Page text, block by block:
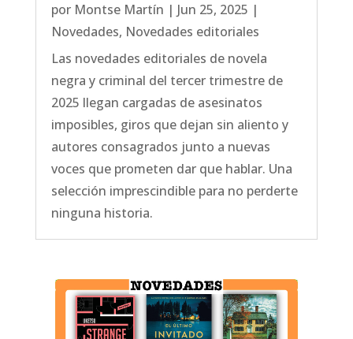
por Montse Martín | Jun 25, 2025 |
Novedades, Novedades editoriales
Las novedades editoriales de novela
negra y criminal del tercer trimestre de
2025 llegan cargadas de asesinatos
imposibles, giros que dejan sin aliento y
autores consagrados junto a nuevas
voces que prometen dar que hablar. Una
selección imprescindible para no perderte
ninguna historia.